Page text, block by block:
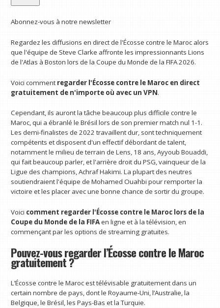
Abonnez-vous à notre newsletter
Regardez les diffusions en direct de l'Écosse contre le Maroc alors
que l'équipe de Steve Clarke affronte les impressionnants Lions
de l'Atlas à Boston lors de la Coupe du Monde de la FIFA 2026.
Voici comment regarder l'Écosse contre le Maroc en direct
gratuitement de n'importe où avec un VPN.
Cependant, ils auront la tâche beaucoup plus difficile contre le
Maroc, qui a ébranlé le Brésil lors de son premier match nul 1-1.
Les demi-finalistes de 2022 travaillent dur, sont techniquement
compétents et disposent d'un effectif débordant de talent,
notamment le milieu de terrain de Lens, 18 ans, Ayyoub Bouaddi,
qui fait beaucoup parler, et l'arrière droit du PSG, vainqueur de la
Ligue des champions, Achraf Hakimi. La plupart des neutres
soutiendraient l'équipe de Mohamed Ouahbi pour remporter la
victoire et les placer avec une bonne chance de sortir du groupe.
Voici comment regarder l'Écosse contre le Maroc lors de la
Coupe du Monde de la FIFAen ligne et à la télévision, en
commençant par les options de streaming gratuites.
Pouvez-vous regarder l’Écosse contre le Maroc
gratuitement ?
L’Écosse contre le Maroc est télévisable gratuitement dans un
certain nombre de pays, dont le Royaume-Uni, l’Australie, la
Belgique, le Brésil, les Pays-Bas et la Turquie.